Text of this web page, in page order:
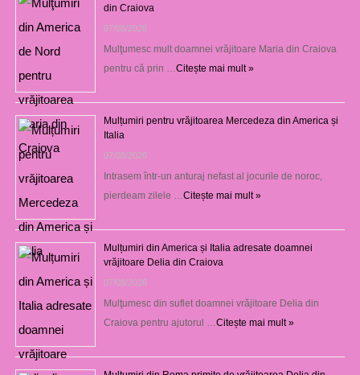
din Craiova
07/08/2026
Mulţumesc mult doamnei vrăjitoare Maria din Craiova
pentru că prin … Citește mai mult »
Mulțumiri pentru vrăjitoarea Mercedeza din America și
Italia
07/08/2026
Intrasem într-un anturaj nefast al jocurile de noroc,
pierdeam zilele … Citește mai mult »
Mulțumiri din America și Italia adresate doamnei
vrăjitoare Delia din Craiova
07/08/2026
Mulţumesc din suflet doamnei vrăjitoare Delia din
Craiova pentru ajutorul … Citește mai mult »